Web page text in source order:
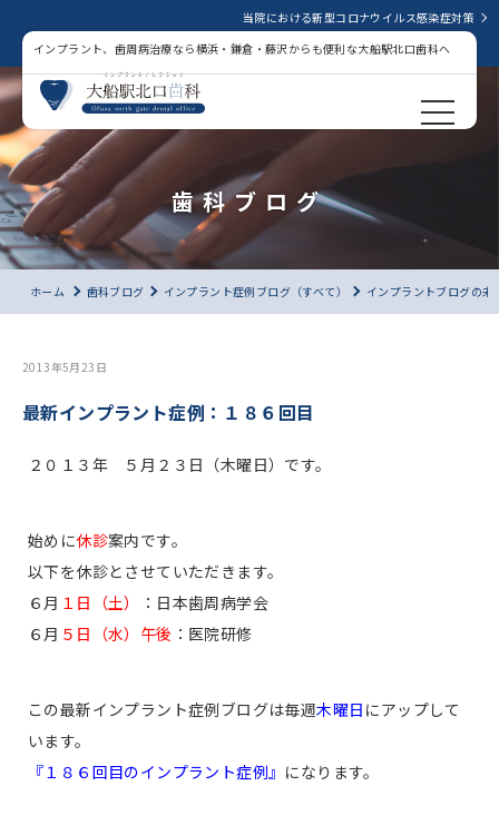
当院における新型コロナウイルス感染症対策
インプラント、歯周病治療なら横浜・鎌倉・藤沢からも便利な大船駅北口歯科へ
歯科ブログ
ホーム 歯科ブログ インプラント症例ブログ（すべて） インプラントブログの未
2013年5月23日
最新インプラント症例：１８６回目
２０１３年 ５月２３日（木曜日）です。
始めに休診案内です。
以下を休診とさせていただきます。
６月 １日（土）
：日本歯周病学会
６月 ５日（水）午後 ：医院研修
この最新インプラント症例ブログは毎週木曜日 にアップして
います。
『１８６回目のインプラント症例』 になります。